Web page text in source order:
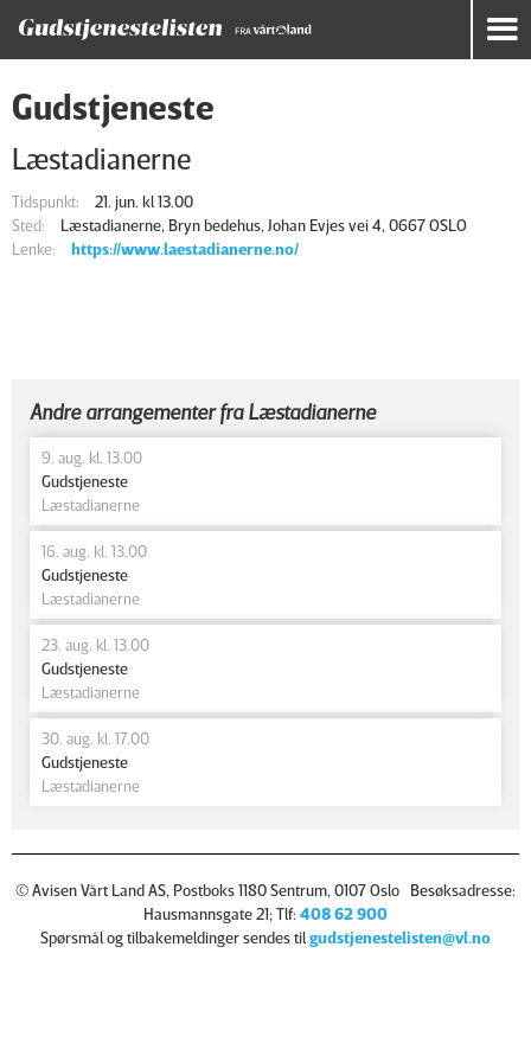
Gudstjeneste
Læstadianerne
Tidspunkt:
21. jun. kl 13.00
Sted:
Læstadianerne, Bryn bedehus, Johan Evjes vei 4, 0667 OSLO
Lenke:
https://www.laestadianerne.no/
Andre arrangementer fra Læstadianerne
9. aug. kl. 13.00
Gudstjeneste
Læstadianerne
16. aug. kl. 13.00
Gudstjeneste
Læstadianerne
23. aug. kl. 13.00
Gudstjeneste
Læstadianerne
30. aug. kl. 17.00
Gudstjeneste
Læstadianerne
© Avisen Vårt Land AS, Postboks 1180 Sentrum, 0107 Oslo Besøksadresse:
Hausmannsgate 21; Tlf: 408 62 900
Spørsmål og tilbakemeldinger sendes tilgudstjenestelisten@vl.no